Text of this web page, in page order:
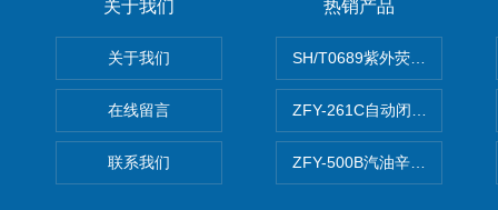
关于我们
关于我们
在线留言
联系我们
热销产品
SH/T0689紫外荧光测硫仪
ZFY-261C自动闭口闪点测定
ZFY-500B汽油辛烷值测定仪